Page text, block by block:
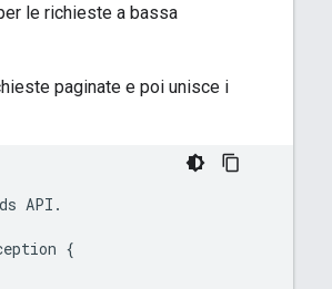
le richieste a bassa
paginate e poi unisce i
API .
{